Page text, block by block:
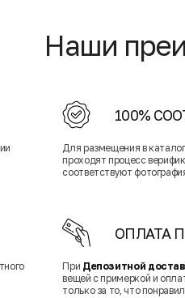
Наши
100%
Для размещения в
проходят процесс
соответствуют
ОПЛАТА
При Депозитной
вещей с примеркой и
только за то, что